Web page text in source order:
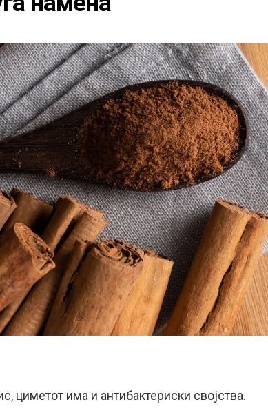
циметот има и антибактериски својства.